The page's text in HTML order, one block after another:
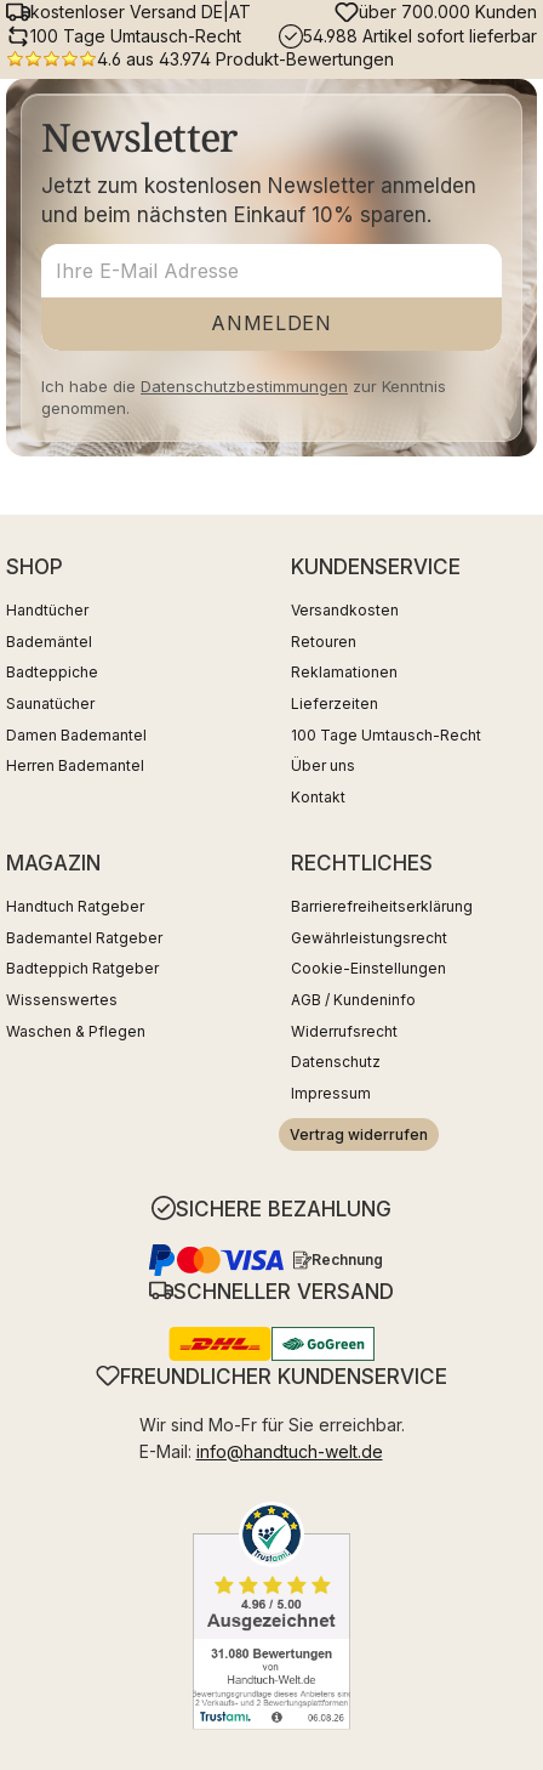
kostenloser Versand DE|AT
über 700.000 Kunden
100 Tage Umtausch-Recht
54.988 Artikel sofort lieferbar
4.6 aus 43.974 Produkt-Bewertungen
Newsletter
Jetzt zum kostenlosen Newsletter anmelden
und beim nächsten Einkauf 10% sparen.
ANMELDEN
Ich habe die Datenschutzbestimmungen zur Kenntnis
genommen.
SHOP
Handtücher
Bademäntel
Badteppiche
Saunatücher
Damen Bademantel
Herren Bademantel
KUNDENSERVICE
Versandkosten
Retouren
Reklamationen
Lieferzeiten
100 Tage Umtausch-Recht
Über uns
Kontakt
MAGAZIN
Handtuch Ratgeber
Bademantel Ratgeber
Badteppich Ratgeber
Wissenswertes
Waschen & Pflegen
RECHTLICHES
Barrierefreiheitserklärung
Gewährleistungsrecht
Cookie-Einstellungen
AGB / Kundeninfo
Widerrufsrecht
Datenschutz
Impressum
Vertrag widerrufen
SICHERE BEZAHLUNG
Rechnung
SCHNELLER VERSAND
FREUNDLICHER KUNDENSERVICE
Wir sind Mo-Fr für Sie erreichbar.
E-Mail: info@handtuch-welt.de